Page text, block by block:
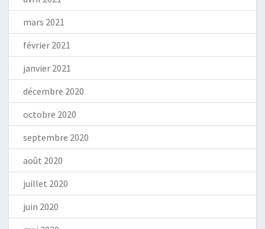
mars 2021
février 2021
janvier 2021
décembre 2020
octobre 2020
septembre 2020
août 2020
juillet 2020
juin 2020